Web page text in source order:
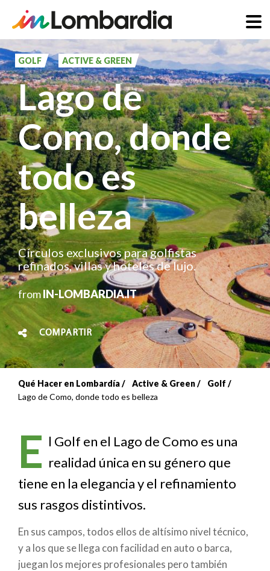
Pasar
al
contenido
principal
GOLF ACTIVE & GREEN
Lago de
Como, donde
todo es
belleza
Círculos exclusivos para golfistas
refinados, villas y hoteles de lujo.
fromIN-LOMBARDIA.IT
COMPARTIR
Sobrescribir
de
ayuda
a
la
navegación
Qué Hacer en Lombardía Active & Green
Golf
Lago de Como, donde todo es belleza
E l Golf en el Lago de Como es una
realidad única en su género que
tiene en la elegancia y el refinamiento
sus rasgos distintivos.
En sus campos, todos ellos de altísimo nivel técnico,
y a los que se llega con facilidad en auto o barca,
juegan los mejores profesionales pero también